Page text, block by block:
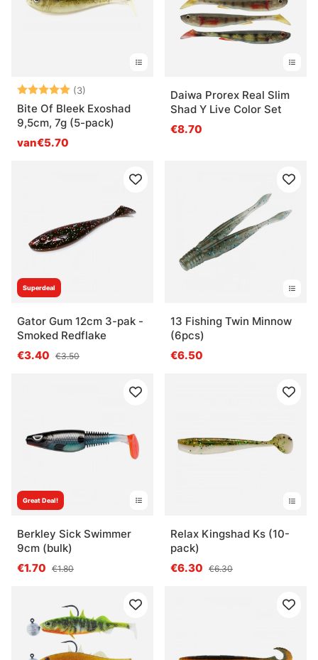
Beoordeling:
(3)
Bite Of Bleek Exoshad
9,5cm, 7g (5-pack)
van€5.70
Daiwa Prorex Real Slim
Shad Y Live Color Set
€8.70
Superdeal
Gator Gum 12cm 3-pak -
Smoked Redflake
€3.40 €3.50
13 Fishing Twin Minnow
(6pcs)
€6.50
Great Deal!
Berkley Sick Swimmer
9cm (bulk)
€1.70 €1.80
Relax Kingshad Ks (10-
pack)
€6.30 €6.30